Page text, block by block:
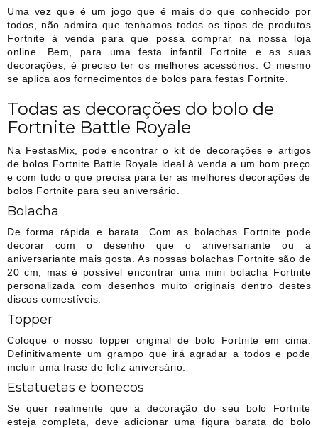
Uma vez que é um jogo que é mais do que conhecido por
todos, não admira que tenhamos todos os tipos de produtos
Fortnite à venda para que possa comprar na nossa loja
online. Bem, para uma festa infantil Fortnite e as suas
decorações, é preciso ter os melhores acessórios. O mesmo
se aplica aos fornecimentos de bolos para festas Fortnite.
Todas as decorações do bolo de
Fortnite Battle Royale
Na FestasMix, pode encontrar o kit de decorações e artigos
de bolos Fortnite Battle Royale ideal à venda a um bom preço
e com tudo o que precisa para ter as melhores decorações de
bolos Fortnite para seu aniversário.
Bolacha
De forma rápida e barata. Com as bolachas Fortnite pode
decorar com o desenho que o aniversariante ou a
aniversariante mais gosta. As nossas bolachas Fortnite são de
20 cm, mas é possível encontrar uma mini bolacha Fortnite
personalizada com desenhos muito originais dentro destes
discos comestíveis.
Topper
Coloque o nosso topper original de bolo Fortnite em cima.
Definitivamente um grampo que irá agradar a todos e pode
incluir uma frase de feliz aniversário.
Estatuetas e bonecos
Se quer realmente que a decoração do seu bolo Fortnite
esteja completa, deve adicionar uma figura barata do bolo